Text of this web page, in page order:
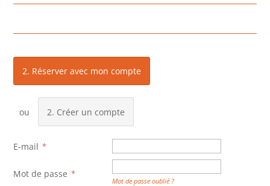
2. Réserver avec mon compte
2. Créer un compte
E-mail
Mot de passe
Mot de passe oublié ?